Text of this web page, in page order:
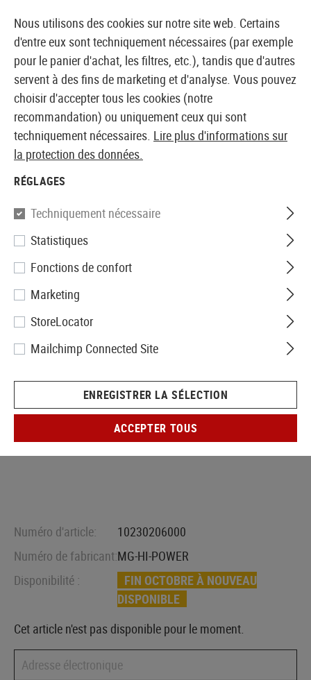
BOUTIQUE ET GROSSISTE EUROPÉEN AIRSOFT
Accueil Accessoires d'Airsoft Chargeurs GBB
WE
Magazin BN Hi-Power GBB
20rds
Numéro d'article:
10230206000
Numéro de fabricant:MG-HI-POWER
Disponibilité :
FIN OCTOBRE À NOUVEAU
DISPONIBLE
Cet article n'est pas disponible pour le moment.
Nous utilisons des cookies sur notre site web. Certains
d'entre eux sont techniquement nécessaires (par exemple
pour le panier d'achat, les filtres, etc.), tandis que d'autres
servent à des fins de marketing et d'analyse. Vous pouvez
choisir d'accepter tous les cookies (notre
recommandation) ou uniquement ceux qui sont
techniquement nécessaires. Lire plus d'informations sur
la protection des données.
RÉGLAGES
Techniquement nécessaire
Statistiques
Fonctions de confort
Marketing
StoreLocator
Mailchimp Connected Site
ENREGISTRER LA SÉLECTION
ACCEPTER TOUS